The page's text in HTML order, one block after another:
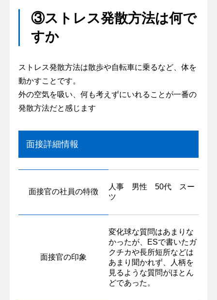
③ストレス発散方法は何で
すか
ストレス発散方法は散歩や自転車に乗るなど、体を
動かすことです。
外の空気を吸い、何も考えずにいれることが一番の
発散方法だと感じます
面接詳細情報
面接官の社員の特徴
人事 男性 50代 スー
ツ
面接官の印象
変化球な質問はあまりな
かったが、ESで書いたガ
クチカや長所短所などは
あまり聞かれず、人柄を
見るような質問がほとん
どであった。